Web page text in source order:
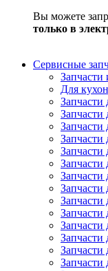
Вы можете
только в
Сервисные
Запчасти
Для
Запчасти
Запчасти
Запчасти
Запчасти
Запчасти
Запчасти
Запчасти
Запчасти
Запчасти
Запчасти
Запчасти
Запчасти